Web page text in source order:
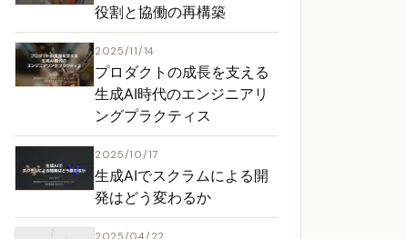
役割と協働の再構築
2025/11/14
プロダクトの成長を支える
生成AI時代のエンジニアリ
ングプラクティス
2025/10/17
生成AIでスクラムによる開
発はどう変わるか